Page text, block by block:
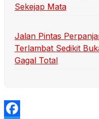
Sekejap Mata
Jalan Pintas
Terlambat Sedikit
Gagal Total